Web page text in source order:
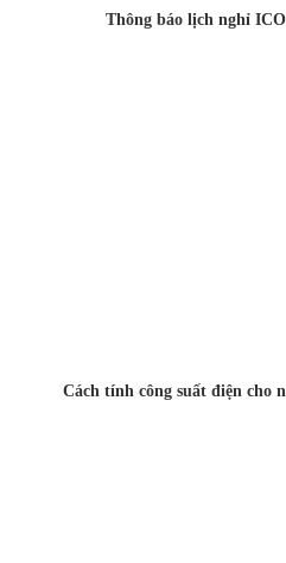
Thông báo lịch nghỉ
Cách tính công suất điện cho